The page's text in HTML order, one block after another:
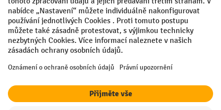
VODP Otisk
Prohlášení o ochraně osobních údajů
Nastavení ochrany osobních údajů
All prices excl. VAT plusshipping costsand possible delivery charges,
¹ Sleva platí do vyprodání zásob. Sleva se nevztahuje na akční ceny.